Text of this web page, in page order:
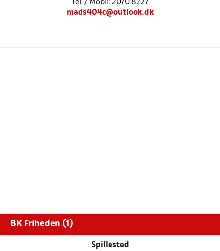
Tel: / Mobil: 2070 8227
mads404c@outlook.dk
BK Friheden (1)
Spillested